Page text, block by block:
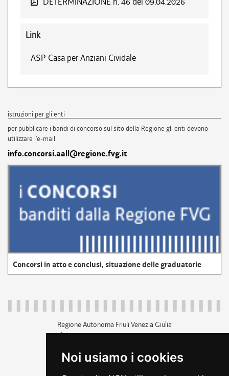
Noi usiamo i cookies
Link
ASP Casa per Anziani Cividale
istruzioni per gli enti
per pubblicare i bandi di concorso sul sito della Regione gli enti devono
utilizzare l'e-mail
info.concorsi.aall@regione.fvg.it
Concorsi in atto e conclusi, situazione delle graduatorie
Regione Autonoma Friuli Venezia Giulia
c.f. 80014930327; p.iva 00526040324
+39 040 3771111